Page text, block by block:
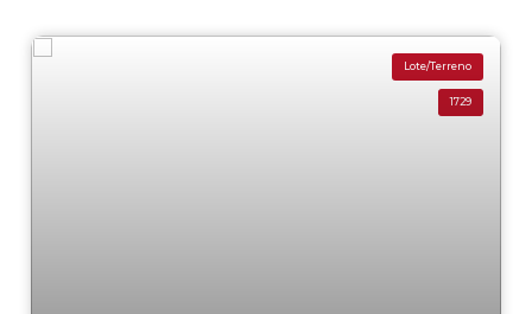
Lote/Terreno
1729